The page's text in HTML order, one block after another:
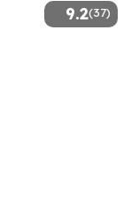
9.2(37)